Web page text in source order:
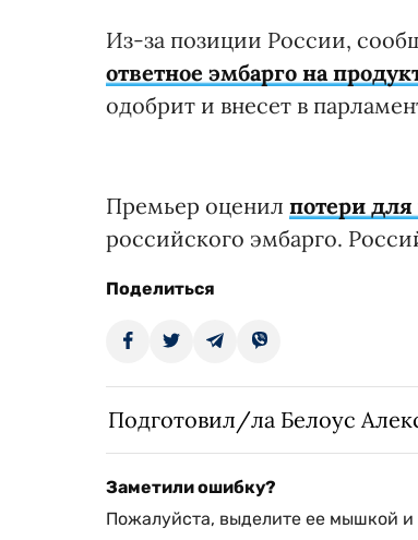
Из-за позиции России,
ответное эмбарго на
одобрит и внесет в
Премьер оценил потери для
российского эмбарго.
Поделиться
Подготовил/ла Белоус
Заметили ошибку?
Пожалуйста, выделите ее мышкой